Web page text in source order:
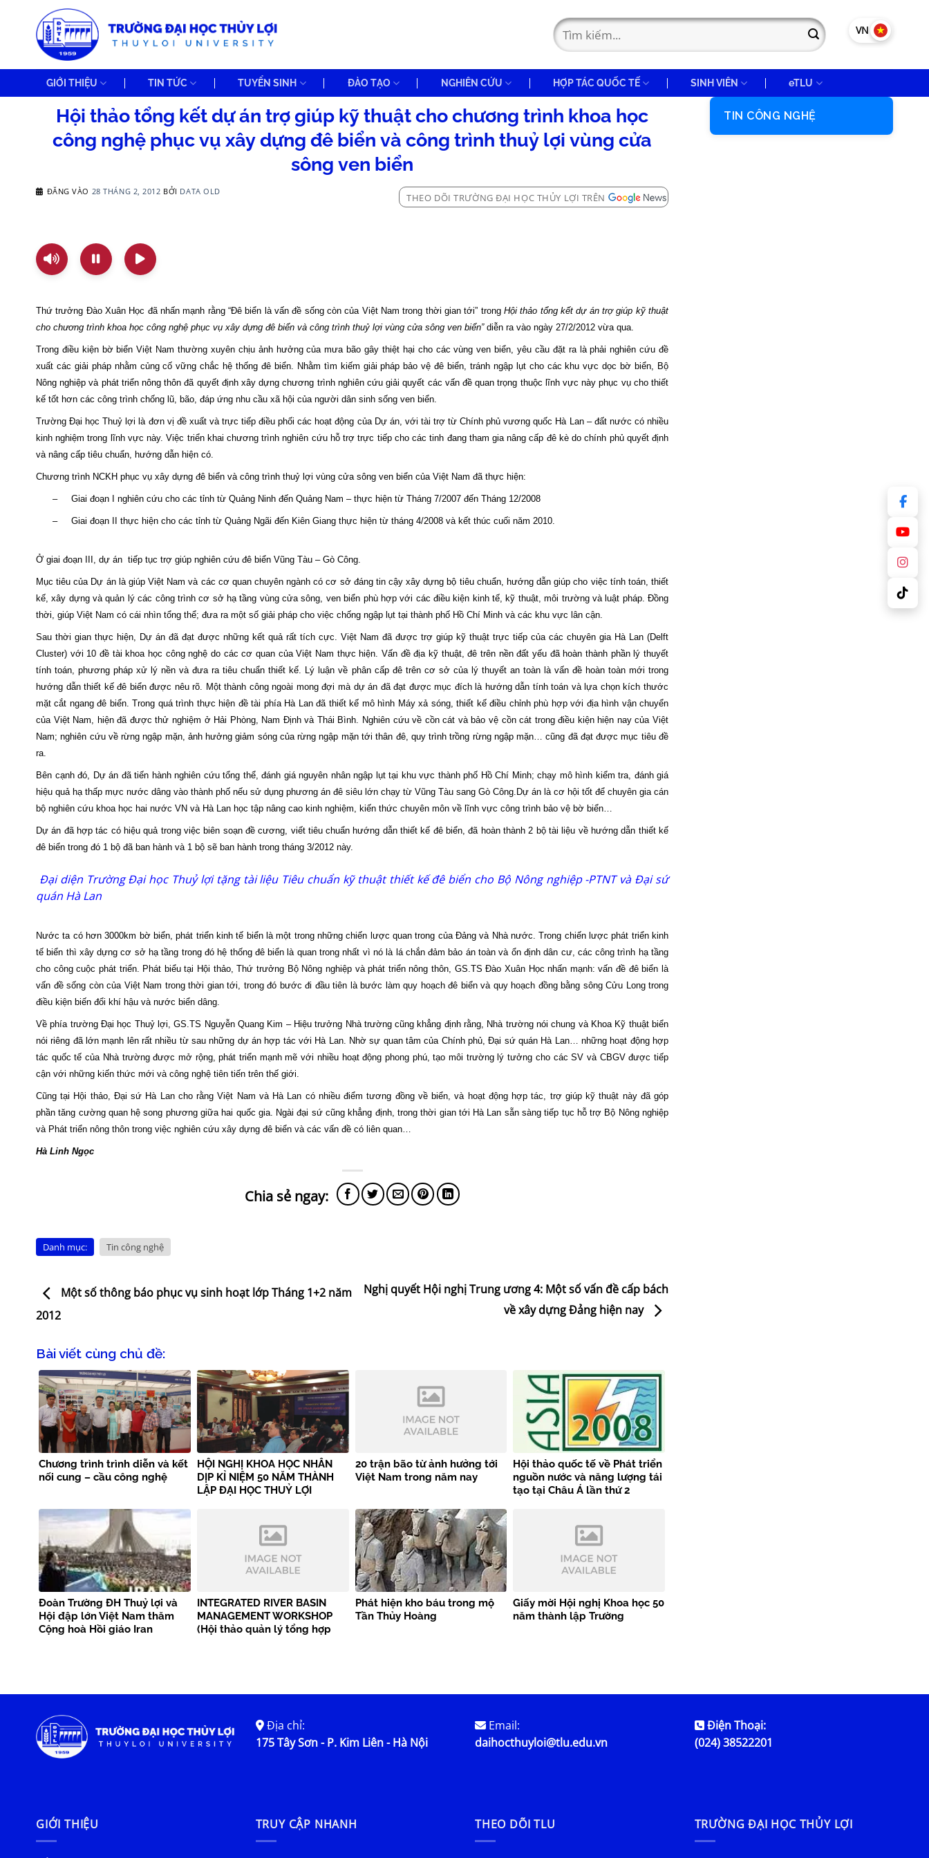
VN EN
GIỚI THIỆU TIN TỨC TUYỂN SINH ĐÀO TẠO NGHIÊN CỨU HỢP TÁC QUỐC TẾ SINH VIÊN eTLU
Hội thảo tổng kết dự án trợ giúp kỹ thuật cho chương trình khoa học
công nghệ phục vụ xây dựng đê biển và công trình thuỷ lợi vùng cửa
sông ven biển
ĐĂNG VÀO 28 THÁNG 2, 2012 BỞI DATA OLD
THEO DÕI TRƯỜNG ĐẠI HỌC THỦY LỢI TRÊN
Thứ trưởng Đào Xuân Học đã nhấn mạnh rằng “Đê biển là vấn đề sống còn của Việt Nam trong thời gian tới” trong Hội thảo tổng kết dự án trợ giúp kỹ thuật
cho chương trình khoa học công nghệ phục vụ xây dựng đê biển và công trình thuỷ lợi vùng cửa sông ven biển” diễn ra vào ngày 27/2/2012 vừa qua.
Trong điều kiện bờ biển Việt Nam thường xuyên chịu ảnh hưởng của mưa bão gây thiệt hại cho các vùng ven biển, yêu cầu đặt ra là phải nghiên cứu đề
xuất các giải pháp nhằm củng cố vững chắc hệ thống đê biển. Nhằm tìm kiếm giải pháp bảo vệ đê biển, tránh ngập lụt cho các khu vực dọc bờ biển, Bộ
Nông nghiệp và phát triển nông thôn đã quyết định xây dựng chương trình nghiên cứu giải quyết các vấn đề quan trọng thuộc lĩnh vực này phục vụ cho thiết
kế tốt hơn các công trình chống lũ, bão, đáp ứng nhu cầu xã hội của người dân sinh sống ven biển.
Trường Đại học Thuỷ lợi là đơn vị đề xuất và trực tiếp điều phối các hoạt động của Dự án, với tài trợ từ Chính phủ vương quốc Hà Lan – đất nước có nhiều
kinh nghiệm trong lĩnh vực này. Việc triển khai chương trình nghiên cứu hỗ trợ trực tiếp cho các tinh đang tham gia nâng cấp đê kè do chính phủ quyết định
và nâng cấp tiêu chuẩn, hướng dẫn hiện có.
Chương trình NCKH phục vụ xây dựng đê biển và công trình thuỷ lợi vùng cửa sông ven biển của Việt Nam đã thực hiện:
– Giai đoạn I nghiên cứu cho các tỉnh từ Quảng Ninh đến Quảng Nam – thực hiện từ Tháng 7/2007 đến Tháng 12/2008
– Giai đoạn II thực hiện cho các tỉnh từ Quảng Ngãi đến Kiên Giang thực hiện từ tháng 4/2008 và kết thúc cuối năm 2010.
Ở giai đoạn III, dự án tiếp tục trợ giúp nghiên cứu đê biển Vũng Tàu – Gò Công.
Mục tiêu của Dự án là giúp Việt Nam và các cơ quan chuyên ngành có cơ sở đáng tin cậy xây dựng bộ tiêu chuẩn, hướng dẫn giúp cho việc tính toán, thiết
kế, xây dựng và quản lý các công trình cơ sở hạ tầng vùng cửa sông, ven biển phù hợp với các điều kiện kinh tế, kỹ thuật, môi trường và luật pháp. Đồng
thời, giúp Việt Nam có cái nhìn tổng thể; đưa ra một số giải pháp cho việc chống ngập lụt tại thành phố Hồ Chí Minh và các khu vực lân cận.
Sau thời gian thực hiện, Dự án đã đạt được những kết quả rất tích cực. Việt Nam đã được trợ giúp kỹ thuật trực tiếp của các chuyên gia Hà Lan (Delft
Cluster) với 10 đề tài khoa học công nghệ do các cơ quan của Việt Nam thực hiện. Vấn đề địa kỹ thuật, đê trên nền đất yếu đã hoàn thành phần lý thuyết
tính toán, phương pháp xử lý nền và đưa ra tiêu chuẩn thiết kế. Lý luận về phân cấp đê trên cơ sở của lý thuyết an toàn là vấn đề hoàn toàn mới trong
hướng dẫn thiết kế đê biển được nêu rõ. Một thành công ngoài mong đợi mà dự án đã đạt được mục đích là hướng dẫn tính toán và lựa chọn kích thước
mặt cắt ngang đê biển. Trong quá trình thực hiện đề tài phía Hà Lan đã thiết kế mô hình Máy xả sóng, thiết kế điều chỉnh phù hợp với địa hình vận chuyển
của Việt Nam, hiện đã được thử nghiệm ở Hải Phòng, Nam Định và Thái Bình. Nghiên cứu về cồn cát và bảo vệ cồn cát trong điều kiện hiện nay của Việt
Nam; nghiên cứu về rừng ngập mặn, ảnh hưởng giảm sóng của rừng ngập mặn tới thân đê, quy trình trồng rừng ngập mặn… cũng đã đạt được mục tiêu đề
ra.
Bên cạnh đó, Dự án đã tiến hành nghiên cứu tổng thể, đánh giá nguyên nhân ngập lụt tại khu vực thành phố Hồ Chí Minh; chạy mô hình kiểm tra, đánh giá
hiệu quả hạ thấp mực nước dâng vào thành phố nếu sử dụng phương án đê siêu lớn chạy từ Vũng Tàu sang Gò Công. Dự án là cơ hội tốt để chuyên gia cán
bộ nghiên cứu khoa học hai nước VN và Hà Lan học tập nâng cao kinh nghiệm, kiến thức chuyên môn về lĩnh vực công trình bảo vệ bờ biển…
Dự án đã hợp tác có hiệu quả trong việc biên soạn đề cương, viết tiêu chuẩn hướng dẫn thiết kế đê biển, đã hoàn thành 2 bộ tài liệu về hướng dẫn thiết kế
đê biển trong đó 1 bộ đã ban hành và 1 bộ sẽ ban hành trong tháng 3/2012 này.
Đại diện Trường Đại học Thuỷ lợi tặng tài liệu Tiêu chuẩn kỹ thuật thiết kế đê biển cho Bộ Nông nghiệp -PTNT và Đại sứ
quán Hà Lan
Nước ta có hơn 3000km bờ biển, phát triển kinh tế biển là một trong những chiến lược quan trong của Đảng và Nhà nước. Trong chiến lược phát triển kinh
tế biển thì xây dựng cơ sở hạ tầng trong đó hệ thống đê biển là quan trong nhất vì nó là lá chắn đảm bảo án toàn và ổn định dân cư, các công trình hạ tầng
cho công cuộc phát triển. Phát biểu tại Hội thảo, Thứ trưởng Bộ Nông nghiệp và phát triển nông thôn, GS.TS Đào Xuân Học nhấn mạnh: vấn đề đê biển là
vấn đề sống còn của Việt Nam trong thời gian tới, trong đó bước đi đầu tiên là bước làm quy hoạch đê biển và quy hoạch đồng bằng sông Cửu Long trong
điều kiện biến đổi khí hậu và nước biển dâng.
Về phía trường Đại học Thuỷ lợi, GS.TS Nguyễn Quang Kim – Hiệu trưởng Nhà trường cũng khẳng định rằng, Nhà trường nói chung và Khoa Kỹ thuật biển
nói riêng đã lớn mạnh lên rất nhiều từ sau những dự án hợp tác với Hà Lan. Nhờ sự quan tâm của Chính phủ, Đại sứ quán Hà Lan… những hoạt động hợp
tác quốc tế của Nhà trường được mở rộng, phát triển mạnh mẽ với nhiều hoạt động phong phú, tạo môi trường lý tưởng cho các SV và CBGV được tiếp
cận với những kiến thức mới và công nghệ tiên tiến trên thế giới.
Cũng tại Hội thảo, Đại sứ Hà Lan cho rằng Việt Nam và Hà Lan có nhiều điểm tương đồng về biển, và hoạt động hợp tác, trợ giúp kỹ thuật này đã góp
phần tăng cường quan hệ song phương giữa hai quốc gia. Ngài đại sứ cũng khẳng định, trong thời gian tới Hà Lan sẵn sàng tiếp tục hỗ trợ Bộ Nông nghiệp
và Phát triển nông thôn trong việc nghiên cứu xây dựng đê biển và các vấn đề có liên quan…
Hà Linh Ngọc
Danh mục: Tin công nghệ
Một số thông báo phục vụ sinh hoạt lớp Tháng 1+2 năm
2012
Nghị quyết Hội nghị Trung ương 4: Một số vấn đề cấp bách
về xây dựng Đảng hiện nay
Bài viết cùng chủ đề:
Chương trình trình diễn và kết
nối cung – cầu công nghệ
HỘI NGHỊ KHOA HỌC NHÂN
DỊP KỈ NIỆM 50 NĂM THÀNH
LẬP ĐẠI HỌC THUỶ LỢI
20 trận bão từ ảnh hưởng tới
Việt Nam trong năm nay
Hội thảo quốc tế về Phát triển
nguồn nước và năng lượng tái
tạo tại Châu Á lần thứ 2
Đoàn Trường ĐH Thuỷ lợi và
Hội đập lớn Việt Nam thăm
Cộng hoà Hồi giáo Iran
INTEGRATED RIVER BASIN
MANAGEMENT WORKSHOP
(Hội thảo quản lý tổng hợp
Phát hiện kho báu trong mộ
Tần Thủy Hoàng
Giấy mời Hội nghị Khoa học 50
năm thành lập Trường
TIN CÔNG NGHỆ
Địa chỉ:
175 Tây Sơn - P. Kim Liên - Hà Nội
Email:
daihocthuyloi@tlu.edu.vn
Điện Thoại:
(024) 38522201
GIỚI THIỆU TRUY CẬP NHANH THEO DÕI TLU TRƯỜNG ĐẠI HỌC THỦY LỢI